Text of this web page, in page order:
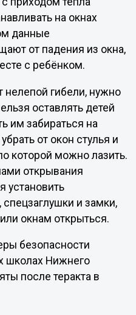
на окнах
данные
от падения из окна,
с ребёнком.
гибели, нужно
оставлять детей
им забираться на
от окон стулья и
которой можно лазить.
открывания
установить
и замки,
окнам открыться.
безопасности
школах Нижнего
после теракта в